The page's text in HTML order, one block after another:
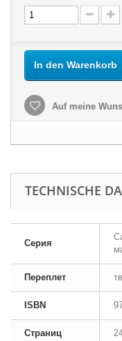
In den Warenkorb
Auf meine
TECHNISCHE
Серия
Переплет
ISBN
Страниц